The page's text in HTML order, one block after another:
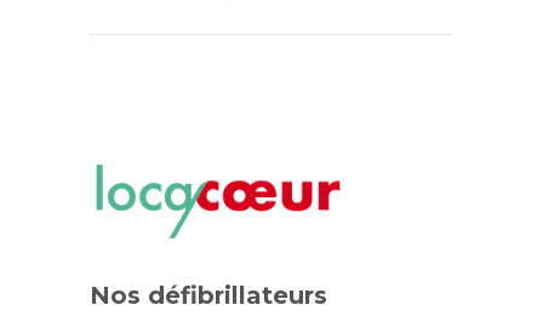
Nos défibrillateurs